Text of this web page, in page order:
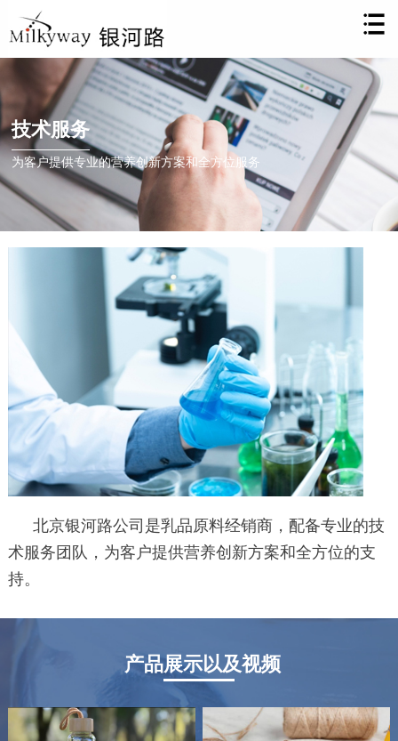
技术服务
为客户提供专业的营养创新方案和全方位服务
北京银河路公司是乳品原料经销商，配备专业的技
术服务团队，为客户提供营养创新方案和全方位的支
持。
产品展示以及视频